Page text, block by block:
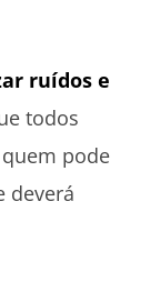
ruídos e
todos
pode
deverá